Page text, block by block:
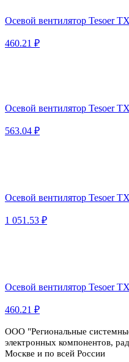
Осевой вентилятор Tesoer
460.21 ₽
Осевой вентилятор Tesoer
563.04 ₽
Осевой вентилятор Tesoer
1 051.53 ₽
Осевой вентилятор Tesoer
460.21 ₽
ООО "Региональные
электронных компонентов,
Москве и по всей России